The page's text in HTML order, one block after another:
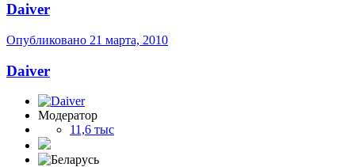
Daiver
Опубликовано 21 марта, 2010
Daiver
Модератор
11,6 тыс